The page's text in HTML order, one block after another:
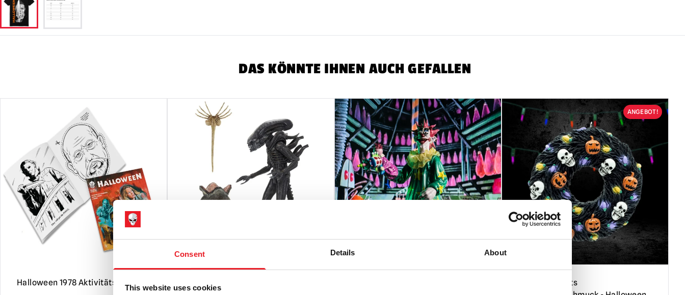
Consent Details About
This website uses cookies
DAS KÖNNTE IHNEN AUCH GEFALLEN
Halloween 1978 Aktivitätsbuch
NECA Alien - Big Chap Xenomorph
ANGEBOT!
Horrornaments